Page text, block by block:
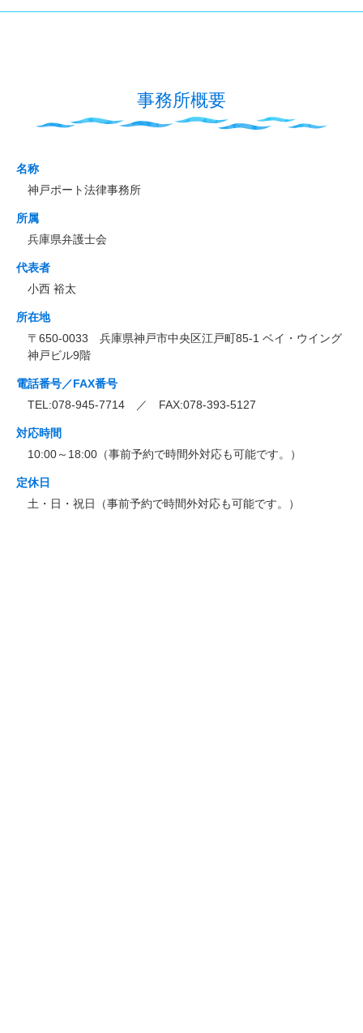
事務所概要
名称
神戸ポート法律事務所
所属
兵庫県弁護士会
代表者
小西 裕太
所在地
〒650-0033 兵庫県神戸市中央区江戸町85-1 ベイ・ウイング
神戸ビル9階
電話番号／FAX番号
TEL:078-945-7714 ／ FAX:078-393-5127
対応時間
10:00～18:00（事前予約で時間外対応も可能です。）
定休日
土・日・祝日（事前予約で時間外対応も可能です。）